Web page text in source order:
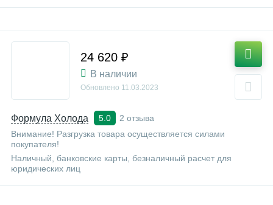
Формула Холода 5.0
2 отзыва
Внимание! Разгрузка товара осуществляется силами
покупателя!
Наличный, банковские карты, безналичный расчет для
юридических лиц
24 620 ₽
В наличии
Обновлено 11.03.2023